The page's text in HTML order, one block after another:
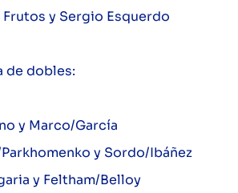
Frutos y Sergio Esquerdo
de dobles:
y Marco/García
y Sordo/Ibáñez
y Feltham/Belloy